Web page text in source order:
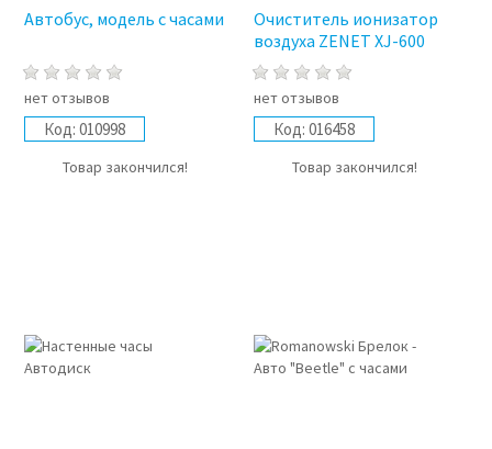
Автобус, модель с часами
нет отзывов
Код: 010998
Товар закончился!
Очиститель ионизатор
воздуха ZENET XJ-600
нет отзывов
Код: 016458
Товар закончился!